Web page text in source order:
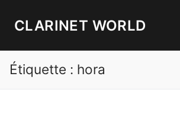
CLARINET WORLD
Étiquette : hora